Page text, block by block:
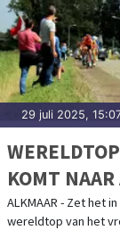
29 juli 2025,
KOMT
ALKMAAR - Zet het
wereldtop van het